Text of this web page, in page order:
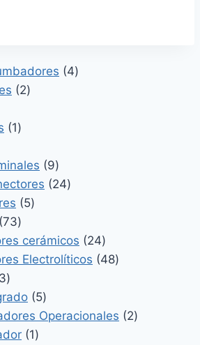
44
22
11
99
productos
2424
55
7373
productos
cerámicos 2424
productos
Electrolíticos 4848
33
productos
55
productos
Operacionales 22
11